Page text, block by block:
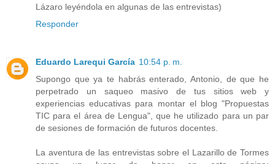
Lázaro leyéndola en algunas de las entrevistas)
Responder
Eduardo Larequi García 10:54 p. m.
Supongo que ya te habrás enterado, Antonio, de que he
perpetrado un saqueo masivo de tus sitios web y
experiencias educativas para montar el blog "Propuestas
TIC para el área de Lengua", que he utilizado para un par
de sesiones de formación de futuros docentes.
La aventura de las entrevistas sobre el Lazarillo de Tormes